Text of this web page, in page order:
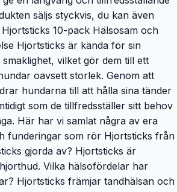
säljs styckvis, du kan även
10-pack Hälsosam och
Hjortsticks är kända för sin
vilket gör dem till ett
oavsett storlek. Genom att
hundarna till att hålla sina tänder
som de tillfredsställer sitt behov
Här har vi samlat några av era
funderingar som rör Hjortsticks från
gjorda av? Hjortsticks är
Vilka hälsofördelar har
Hjortsticks främjar tandhälsan och